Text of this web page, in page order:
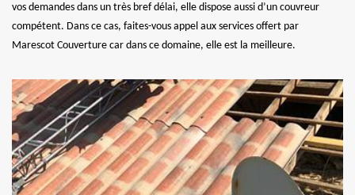
vos demandes dans un très bref délai, elle dispose aussi d’un couvreur
compétent. Dans ce cas, faites-vous appel aux services offert par
Marescot Couverture car dans ce domaine, elle est la meilleure.